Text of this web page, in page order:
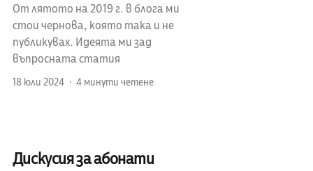
От лятото на 2019 г. в блога ми
стои чернова, която така и не
публикувах. Идеята ми зад
въпросната статия
18 юли 2024 4 минути четене
Дискусия за абонати